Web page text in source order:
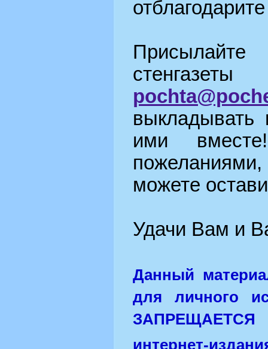
ими
можете
Удачи Вам и
Данный
для личного
ЗАПРЕЩАЕТСЯ
интернет-